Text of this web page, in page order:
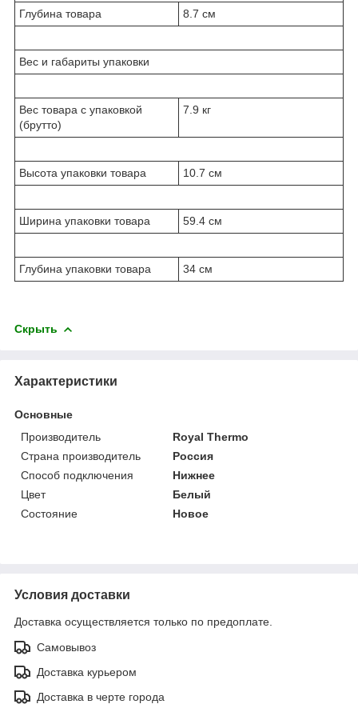
Глубина товара 8.7 см
Вес и габариты упаковки
Вес товара с упаковкой
(брутто)
7.9 кг
Высота упаковки товара 10.7 см
Ширина упаковки товара 59.4 см
Глубина упаковки товара 34 см
Скрыть
Характеристики
Основные
Производитель
Royal Thermo
Страна производитель
Россия
Способ подключения
Нижнее
Цвет
Белый
Состояние
Новое
Условия доставки
Доставка осуществляется только по предоплате.
Самовывоз
Доставка курьером
Доставка в черте города